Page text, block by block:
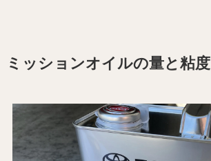
ミッションオイルの量と粘度